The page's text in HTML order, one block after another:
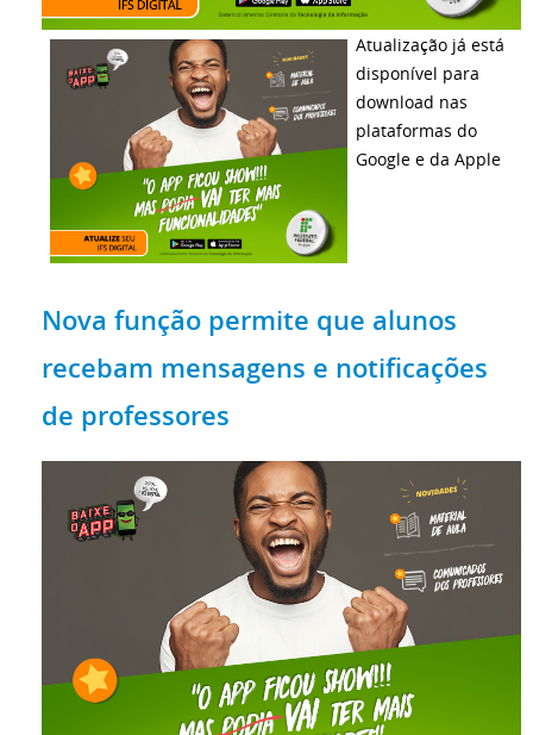
Atualização já está
disponível para
download nas
plataformas do
Google e da Apple
Nova função permite que alunos
recebam mensagens e notificações
de professores